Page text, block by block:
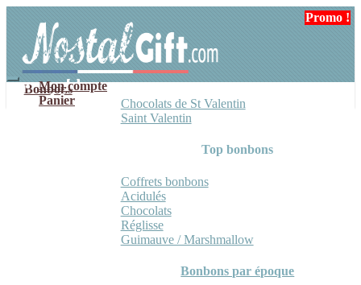
navigation
contenu
Mon compte
Panier
Bonbons
Chocolats de St Valentin
Saint Valentin
Top bonbons
Coffrets bonbons
Acidulés
Chocolats
Réglisse
Guimauve / Marshmallow
Bonbons par époque
Promo !
Promo !
Promo !